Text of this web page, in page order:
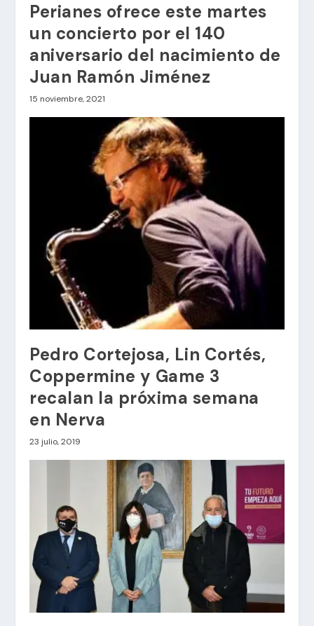
Perianes ofrece este martes
un concierto por el 140
aniversario del nacimiento de
Juan Ramón Jiménez
15 noviembre, 2021
Pedro Cortejosa, Lin Cortés,
Coppermine y Game 3
recalan la próxima semana
en Nerva
23 julio, 2019